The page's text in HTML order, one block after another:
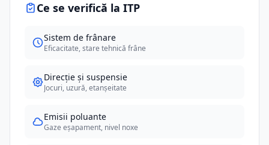
Ce se verifică la ITP
Sistem de frânare
Eficacitate, stare tehnică frâne
Direcție și suspensie
Jocuri, uzură, etanșeitate
Emisii poluante
Gaze eșapament, nivel noxe